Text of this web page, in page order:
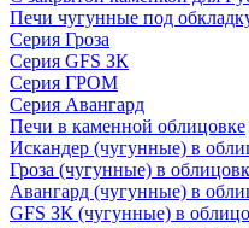
Печи чугунные под
Серия Гроза
Серия GFS ЗК
Серия ГРОМ
Серия Авангард
Печи в каменной облицовке
Искандер (чугунные) в
Гроза (чугунные) в
Авангард (чугунные) в
GFS ЗК (чугунные) в